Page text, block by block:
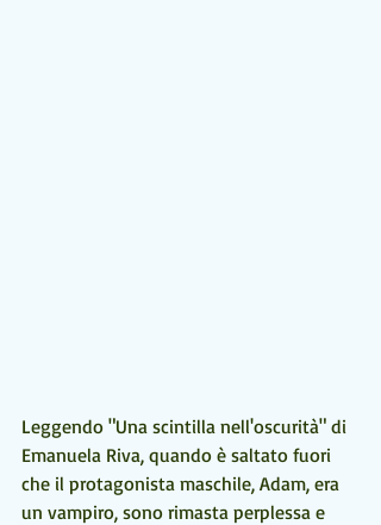
Leggendo "Una scintilla nell'oscurità" di
Emanuela Riva, quando è saltato fuori
che il protagonista maschile, Adam, era
un vampiro, sono rimasta perplessa e